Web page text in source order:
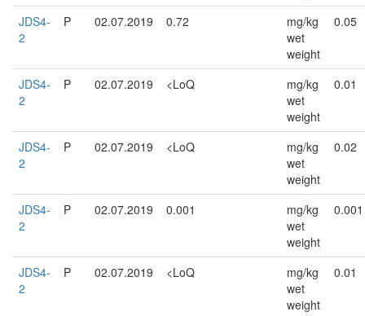
JDS4-
2
P 02.07.2019 0.72
mg/kg
wet
weight
0.05
JDS4-
2
P 02.07.2019 <LoQ
mg/kg
wet
weight
0.01
JDS4-
2
P 02.07.2019 <LoQ
mg/kg
wet
weight
0.02
JDS4-
2
P 02.07.2019 0.001
mg/kg
wet
weight
0.001
JDS4-
2
P 02.07.2019 <LoQ
mg/kg
wet
weight
0.01